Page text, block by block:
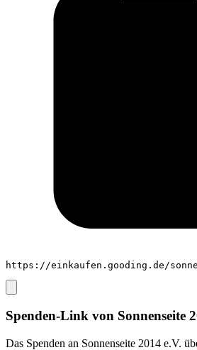
https://einkaufen.gooding.de/
Spenden-Link von Sonnenseite
Das Spenden an Sonnenseite 2014 e.V.